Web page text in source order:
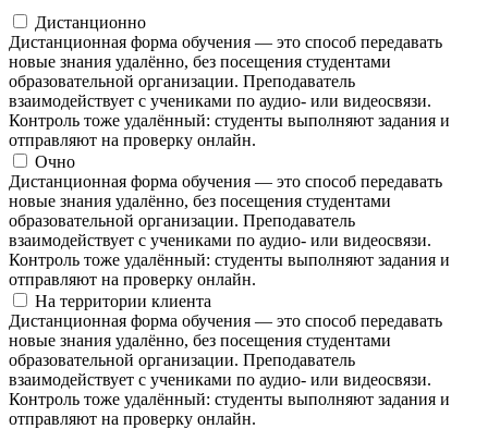
Дистанционно
Дистанционная форма обучения — это способ передавать
новые знания удалённо, без посещения студентами
образовательной организации. Преподаватель
взаимодействует с учениками по аудио- или видеосвязи.
Контроль тоже удалённый: студенты выполняют задания и
отправляют на проверку онлайн.
Очно
Дистанционная форма обучения — это способ передавать
новые знания удалённо, без посещения студентами
образовательной организации. Преподаватель
взаимодействует с учениками по аудио- или видеосвязи.
Контроль тоже удалённый: студенты выполняют задания и
отправляют на проверку онлайн.
На территории клиента
Дистанционная форма обучения — это способ передавать
новые знания удалённо, без посещения студентами
образовательной организации. Преподаватель
взаимодействует с учениками по аудио- или видеосвязи.
Контроль тоже удалённый: студенты выполняют задания и
отправляют на проверку онлайн.